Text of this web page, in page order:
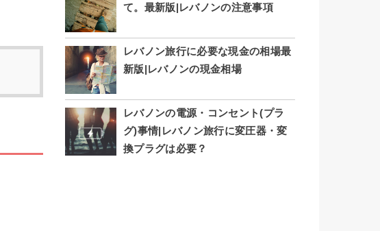
て。最新版|レバノンの注意事項
レバノン旅行に必要な現金の相場最
新版|レバノンの現金相場
レバノンの電源・コンセント(プラ
グ)事情|レバノン旅行に変圧器・変
換プラグは必要？